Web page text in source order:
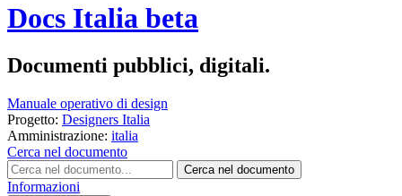
Docs Italia beta
Documenti pubblici, digitali.
Manuale operativo di design
Progetto: Designers Italia
Amministrazione: italia
Cerca nel documento
Cerca nel documento
Informazioni